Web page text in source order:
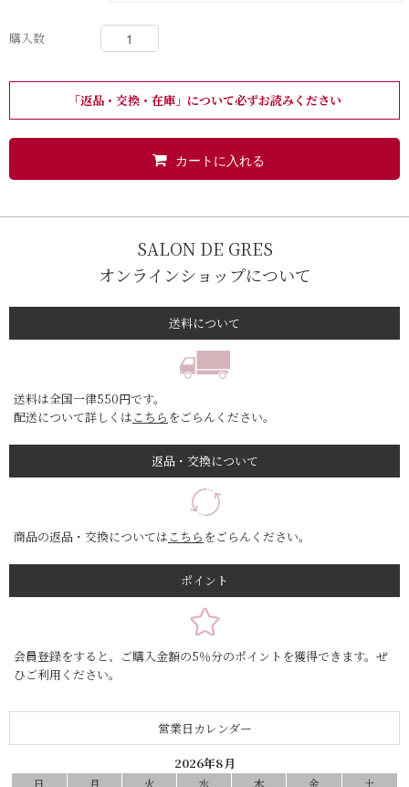
購入数
「返品・交換・在庫」について必ずお読みください
カートに入れる
SALON DE GRES
オンラインショップについて
送料について
送料は全国一律550円です。
配送について詳しくはこちら をごらんください。
返品・交換について
商品の返品・交換についてはこちら をごらんください。
ポイント
会員登録をすると、ご購入金額の5％分のポイントを獲得できます。ぜ
ひご利用ください。
営業日カレンダー
2026年8月
日 月 火 水 木 金
土